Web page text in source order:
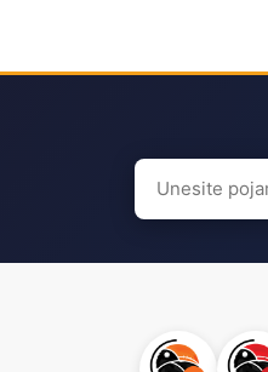
Search
for: